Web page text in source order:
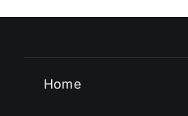
Home